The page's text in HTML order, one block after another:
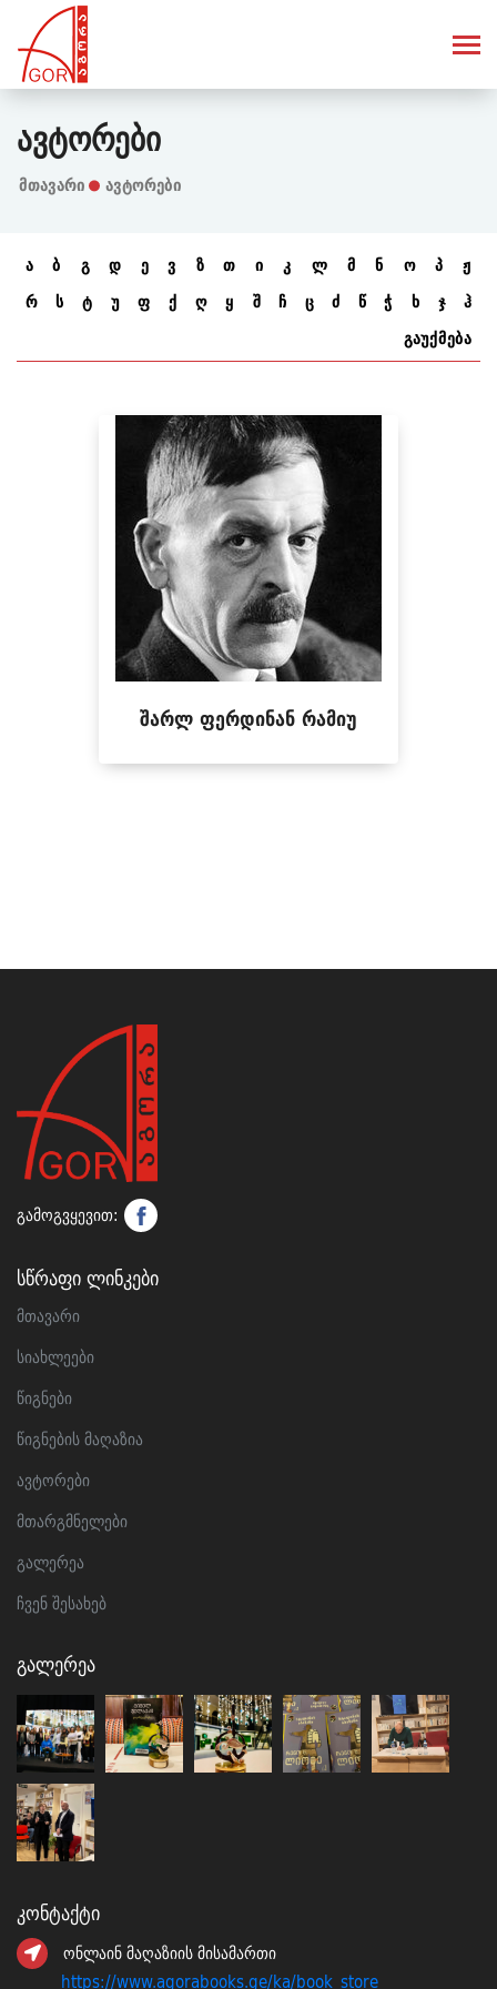
Ავტორები
Მთავარი ავტორები
ა ბ გ დ ე ვ ზ თ ი კ ლ მ ნ ო პ
ჟ
რ
ს ტ უ ფ ქ ღ ყ შ ჩ ც ძ წ ჭ ხ ჯ
ჰ
გაუქმება
შარლ ფერდინან რამიუ
გამოგვყევით:
Სწრაფი Ლინკები
მთავარი
სიახლეები
წიგნები
წიგნების მაღაზია
ავტორები
მთარგმნელები
გალერეა
ჩვენ შესახებ
Გალერეა
Კონტაქტი
ონლაინ მაღაზიის მისამართი
https://www.agorabooks.ge/ka/book_store